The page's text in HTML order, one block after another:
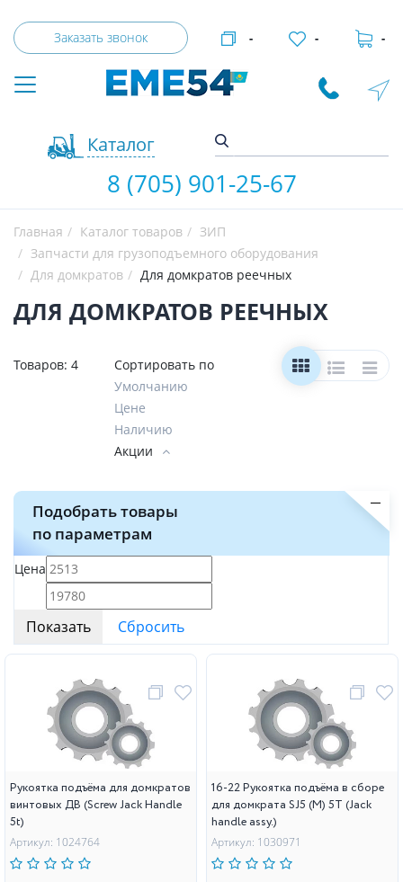
Заказать звонок
Каталог
- - -
8 (705) 901-25-67
Главная Каталог товаров
ЗИП
Запчасти для грузоподъемного оборудования
Для домкратов
Для домкратов реечных
ДЛЯ ДОМКРАТОВ РЕЕЧНЫХ
Товаров: 4
Сортировать по
Умолчанию
Цене
Наличию
Акции
Подобрать товары
по параметрам
Цена
Рукоятка подъёма для домкратов
винтовых ДВ (Screw Jack Handle
5t)
Артикул: 1024764
16-22 Рукоятка подъёма в сборе
для домкрата SJ5 (M) 5Т (Jack
handle assy.)
Артикул: 1030971